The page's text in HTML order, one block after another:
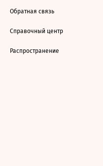
Обратная связь
Справочный центр
Распространение